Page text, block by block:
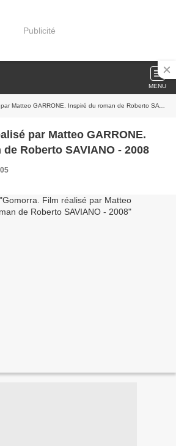
Publicité
MENU
GARRONE. Inspiré du roman de Roberto SAVIANO - 2008
par Matteo GARRONE.
Roberto SAVIANO - 2008